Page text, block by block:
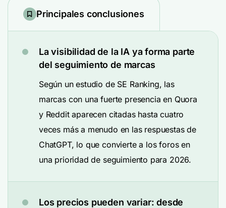
Principales conclusiones
La visibilidad de la IA ya forma parte
del seguimiento de marcas
Según un estudio de SE Ranking, las
marcas con una fuerte presencia en Quora
y Reddit aparecen citadas hasta cuatro
veces más a menudo en las respuestas de
ChatGPT, lo que convierte a los foros en
una prioridad de seguimiento para 2026.
Los precios pueden variar: desde